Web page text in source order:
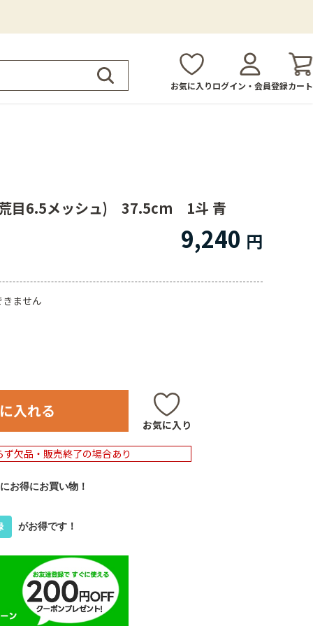
お気に入りログイン・会員登録カート
荒目6.5メッシュ) 37.5cm 1斗 青
9,240
ません
入れる
お気に入り
欠品・販売終了の場合あり
お得にお買い物！
がお得です！